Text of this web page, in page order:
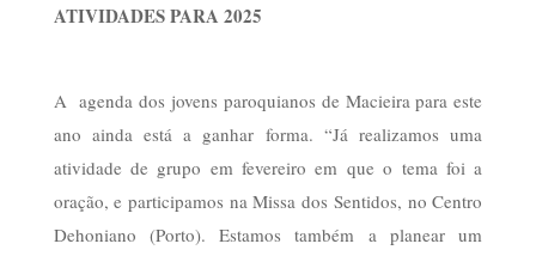
ATIVIDADES PARA 2025
A agenda dos jovens paroquianos de Macieira para este
ano ainda está a ganhar forma. “Já realizamos uma
atividade de grupo em fevereiro em que o tema foi a
oração, e participamos na Missa dos Sentidos, no Centro
Dehoniano (Porto). Estamos também a planear um